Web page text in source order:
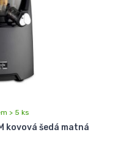
> 5 ks
kovová šedá matná